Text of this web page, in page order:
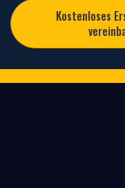
Kostenloses